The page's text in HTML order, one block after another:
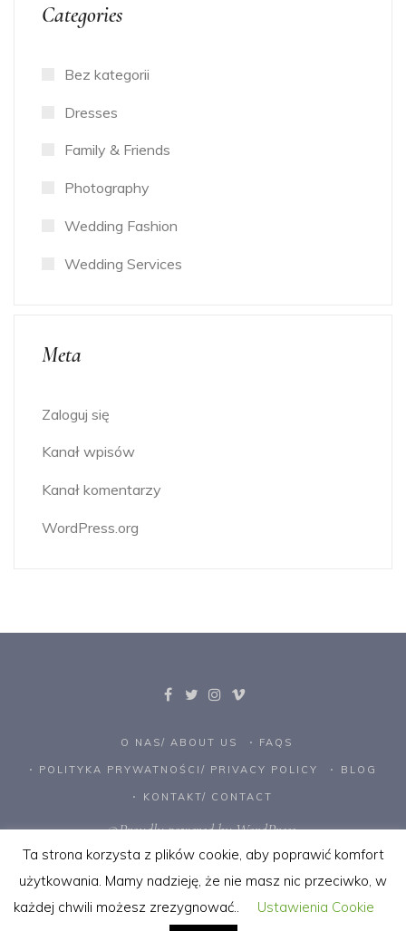
Categories
Bez kategorii
Dresses
Family & Friends
Photography
Wedding Fashion
Wedding Services
Meta
Zaloguj się
Kanał wpisów
Kanał komentarzy
WordPress.org
O NAS/ ABOUT US FAQS
POLITYKA PRYWATNOŚCI/ PRIVACY POLICY BLOG
KONTAKT/ CONTACT
©Proudly powered by WordPress.
Ta strona korzysta z plików cookie, aby poprawić komfort
użytkowania. Mamy nadzieję, że nie masz nic przeciwko, w
każdej chwili możesz zrezygnować..
Ustawienia Cookie